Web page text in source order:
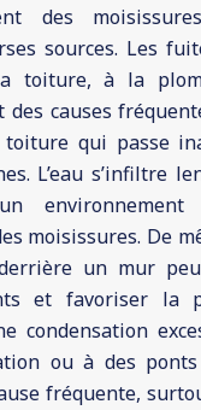
des
sources. Les
toiture, à la
causes
qui passe
L’eau s’infiltre
moisissures. De
un mur
et favoriser la
condensation
ou à des
fréquente,